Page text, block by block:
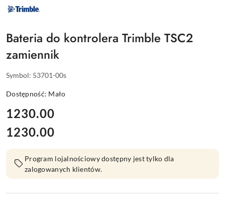
NAZWA
PRODUCENTA:
Bateria do kontrolera Trimble TSC2
zamiennik
Symbol: 53701-00s
Dostępność: Mało
cena:
1230.00
Cena:
1230.00
Program lojalnościowy dostępny jest tylko dla
zalogowanych klientów.